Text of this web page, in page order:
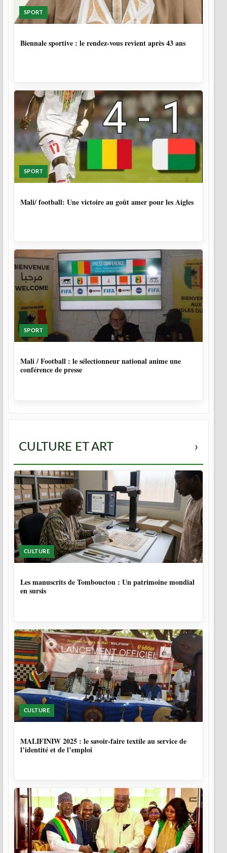
SPORT
Biennale sportive : le rendez-vous revient après 43 ans
SPORT
Mali/ football: Une victoire au goût amer pour les Aigles
SPORT
Mali / Football : le sélectionneur national anime une
conférence de presse
CULTURE ET ART ›
CULTURE
Les manuscrits de Tombouctou : Un patrimoine mondial
en sursis
CULTURE
MALIFINIW 2025 : le savoir-faire textile au service de
l’identité et de l’emploi